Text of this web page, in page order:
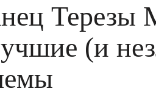
Терезы
(и